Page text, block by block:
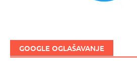
GOOGLE OGLAŠAVANJE